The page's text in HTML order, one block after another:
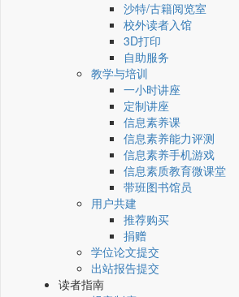
沙特/古籍阅览室
校外读者入馆
3D打印
自助服务
教学与培训
一小时讲座
定制讲座
信息素养课
信息素养能力评测
信息素养手机游戏
信息素质教育微课堂
带班图书馆员
用户共建
推荐购买
捐赠
学位论文提交
出站报告提交
读者指南